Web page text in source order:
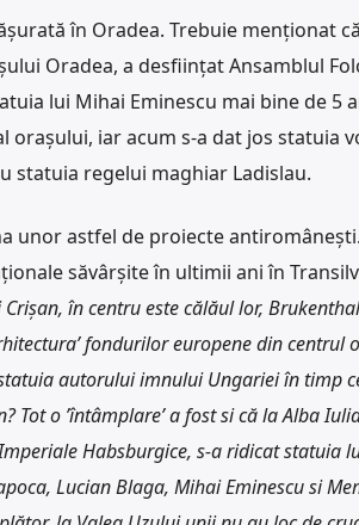
în Oradea. Trebuie menționat
Oradea, a desființat Ansamblul
lui Mihai Eminescu mai bine de 5
orașului, iar acum s-a dat jos statuia
statuia regelui maghiar Ladislau.
unor astfel de proiecte antiromânești.
săvârșite în ultimii ani în
Crișan, în centru este călăul lor,
fondurilor europene din centrul
autorului imnului Ungariei în timp
o ’întâmplare’ a fost si că la Alba
Habsburgice, s-a ridicat statuia
Lucian Blaga, Mihai Eminescu si